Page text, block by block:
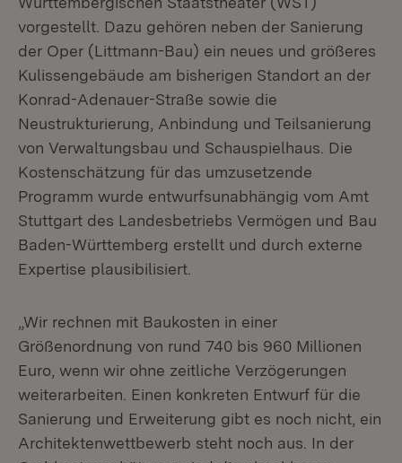
vorgestellt. Dazu gehören neben der Sanierung
der Oper (Littmann-Bau) ein neues und größeres
Kulissengebäude am bisherigen Standort an der
Konrad-Adenauer-Straße sowie die
Neustrukturierung, Anbindung und Teilsanierung
von Verwaltungsbau und Schauspielhaus. Die
Kostenschätzung für das umzusetzende
Programm wurde entwurfsunabhängig vom Amt
Stuttgart des Landesbetriebs Vermögen und Bau
Baden-Württemberg erstellt und durch externe
Expertise plausibilisiert.
„Wir rechnen mit Baukosten in einer
Größenordnung von rund 740 bis 960 Millionen
Euro, wenn wir ohne zeitliche Verzögerungen
weiterarbeiten. Einen konkreten Entwurf für die
Sanierung und Erweiterung gibt es noch nicht, ein
Architektenwettbewerb steht noch aus. In der